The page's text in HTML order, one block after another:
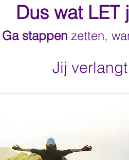
Dus wat
Ga stappenzetten,
Jij